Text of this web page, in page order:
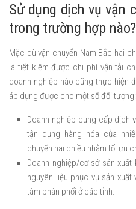
Sử dụng dịch vụ vận
trong trường hợp nào?
Mặc dù vận chuyển Nam Bắc hai
là tiết kiệm được chi phí vận tải
doanh nghiệp nào cũng thực hiện
áp dụng được cho một số đối tượng:
Doanh nghiệp cung cấp dịch
tận dụng hàng hóa của
chuyển hai chiều nhằm tối ưu
Doanh nghiệp/cơ sở sản
nguyên liệu phục vụ sản
tâm phân phối ở các tỉnh.